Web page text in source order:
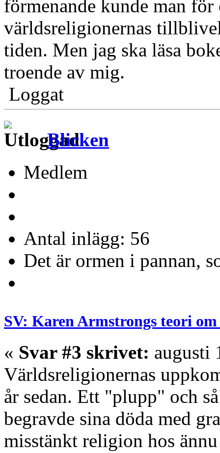
förmenande kunde man
världsreligionernas
tiden. Men jag ska läsa
troende av mig.
Loggat
Blicken
Medlem
Antal inlägg: 56
Det är ormen i pannan,
SV: Karen Armstrongs teori
« Svar #3 skrivet: augusti
Världsreligionernas
år sedan. Ett "plupp" och
begravde sina döda med
misstänkt religion hos